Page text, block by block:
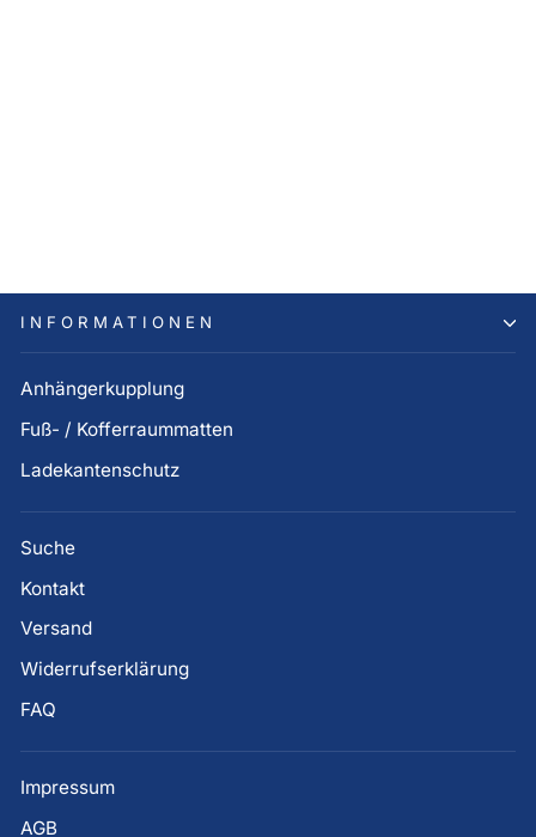
INFORMATIONEN
Anhängerkupplung
Fuß- / Kofferraummatten
Ladekantenschutz
Suche
Kontakt
Versand
Widerrufserklärung
FAQ
Impressum
AGB